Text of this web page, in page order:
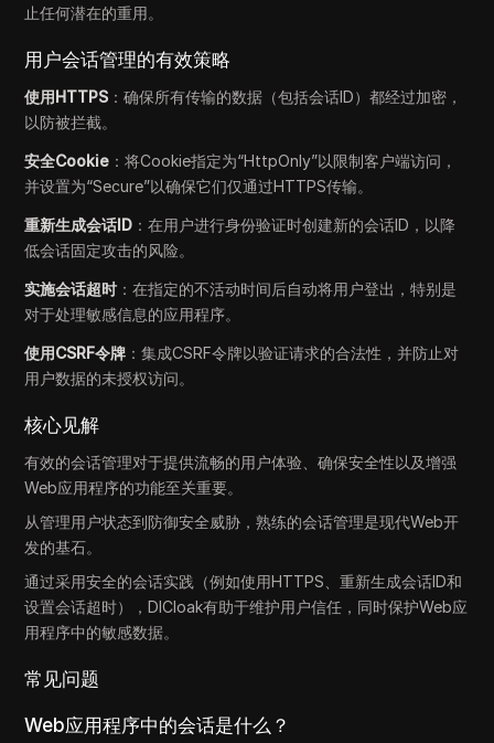
止任何潜在的重用。
用户会话管理的有效策略
使用HTTPS ：确保所有传输的数据（包括会话ID）都经过加密，
以防被拦截。
安全Cookie ：将Cookie指定为“HttpOnly”以限制客户端访问，
并设置为“Secure”以确保它们仅通过HTTPS传输。
重新生成会话ID ：在用户进行身份验证时创建新的会话ID，以降
低会话固定攻击的风险。
实施会话超时 ：在指定的不活动时间后自动将用户登出，特别是
对于处理敏感信息的应用程序。
使用CSRF令牌 ：集成CSRF令牌以验证请求的合法性，并防止对
用户数据的未授权访问。
核心见解
有效的会话管理对于提供流畅的用户体验、确保安全性以及增强
Web应用程序的功能至关重要。
从管理用户状态到防御安全威胁，熟练的会话管理是现代Web开
发的基石。
通过采用安全的会话实践（例如使用HTTPS、重新生成会话ID和
设置会话超时），DICloak有助于维护用户信任，同时保护Web应
用程序中的敏感数据。
常见问题
Web应用程序中的会话是什么？